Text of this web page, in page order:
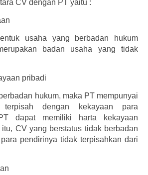
CV dengan PT yaitu :
usaha yang berbadan hukum
badan usaha yang tidak
pribadi
hukum, maka PT mempunyai
terpisah dengan kekayaan para
dapat memiliki harta kekayaan
CV yang berstatus tidak berbadan
pendirinya tidak terpisahkan dari